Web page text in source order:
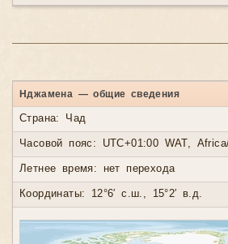
Нджамена — общие сведения
Страна: Чад
Часовой пояс: UTC+01:00 WAT,
Летнее время: нет перехода
Координаты: 12°6′ с.ш., 15°2′ в.д.